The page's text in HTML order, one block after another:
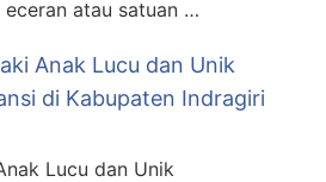
atau satuan …
Anak Lucu dan Unik
di Kabupaten Indragiri
Lucu dan Unik